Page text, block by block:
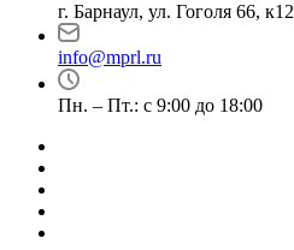
г. Барнаул, ул. Гоголя 66, к12
info@mprl.ru
Пн. – Пт.: с 9:00 до 18:00